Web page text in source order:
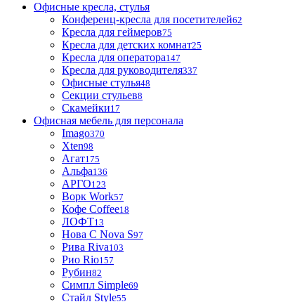
Офисные кресла, стулья
Конференц-кресла для посетителей62
Кресла для геймеров75
Кресла для детских комнат25
Кресла для оператора147
Кресла для руководителя337
Офисные стулья48
Секции стульев8
Скамейки17
Офисная мебель для персонала
Imago370
Xten98
Агат175
Альфа136
АРГО123
Ворк Work57
Кофе Coffee18
ЛОФТ13
Нова С Nova S97
Рива Riva103
Рио Rio157
Рубин82
Симпл Simple69
Стайл Style55